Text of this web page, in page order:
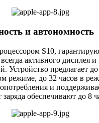
и автономность
S10,
активного дисплея
Устройство предлагает
режиме, до 32 часов в
и
обеспечивают до 8